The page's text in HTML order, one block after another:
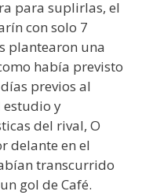
para suplirlas, el
con solo 7
plantearon una
había previsto
previos al
estudio y
del rival, O
delante en el
transcurrido
gol de Café.